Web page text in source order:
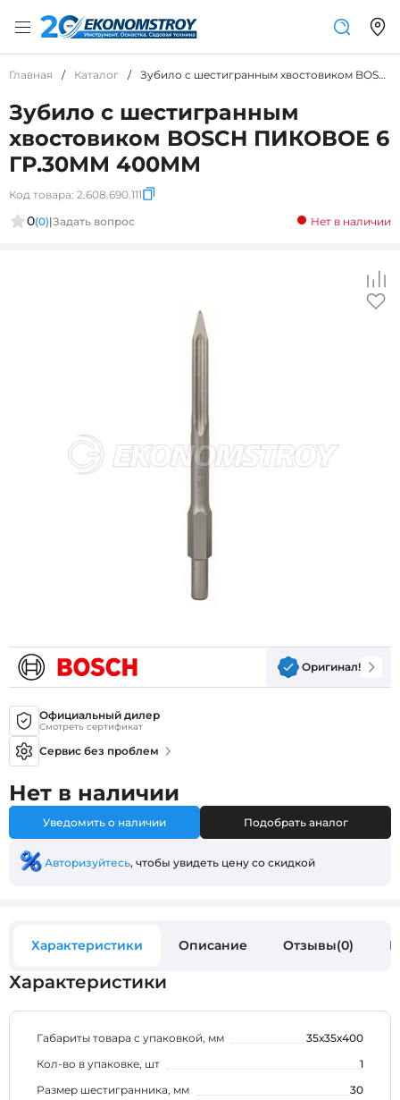
Главная / Каталог / Зубило с шестигранным хвостовиком BOSCH ПИКОВОЕ 6 ГР.30ММ 400ММ
Зубило с шестигранным
хвостовиком BOSCH ПИКОВОЕ 6
ГР.30ММ 400ММ
Код товара: 2.608.690.111
0(0)|Задать вопрос Нет в наличии
Оригинал!
Официальный дилер
Смотреть сертификат
Сервис без проблем
Нет в наличии
Уведомить о наличии Подобрать аналог
Авторизуйтесь, чтобы увидеть цену со скидкой
Характеристики Описание Отзывы(0)
Характеристики
Габариты товара с упаковкой, мм
35х35х400
Кол-во в упаковке, шт
1
Размер шестигранника, мм
30